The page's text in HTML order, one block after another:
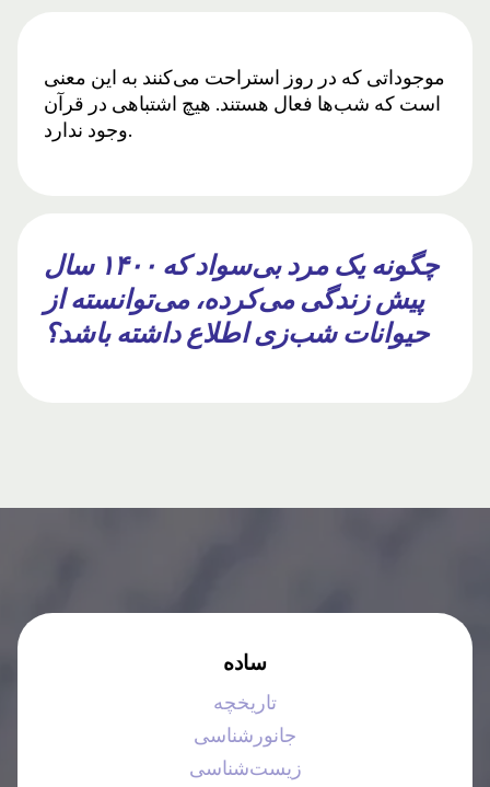
موجوداتی که در روز استراحت می‌کنند به این معنی
است که شب‌ها فعال هستند. هیچ اشتباهی در قرآن
وجود ندارد.
چگونه یک مرد بی‌سواد که ۱۴۰۰ سال
پیش زندگی می‌کرده، می‌توانسته از
حیوانات شب‌زی اطلاع داشته باشد؟
ساده
تاریخچه
جانورشناسی
زیست‌شناسی